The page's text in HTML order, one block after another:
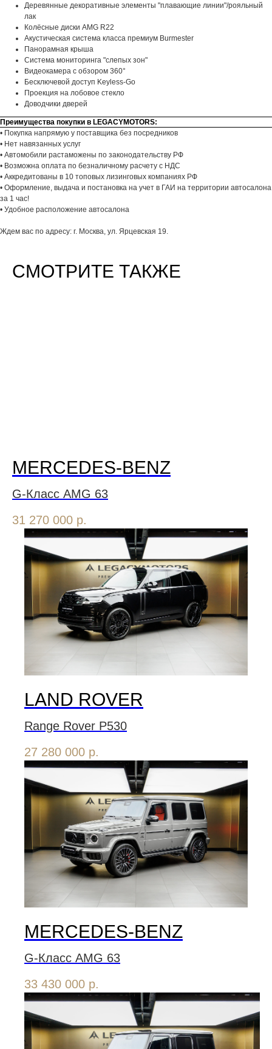
Деревянные декоративные элементы "плавающие линии"/рояльный
лак
Колёсные диски AMG R22
Акустическая система класса премиум Burmester
Панорамная крыша
Система мониторинга "слепых зон"
Видеокамера с обзором 360°
Бесключевой доступ Keyless-Go
Проекция на лобовое стекло
Доводчики дверей
Преимущества покупки в LEGACYMOTORS:
• Покупка напрямую у поставщика без посредников
• Нет навязанных услуг
• Автомобили растаможены по законодательству РФ
• Возможна оплата по безналичному расчету с НДС
• Аккредитованы в 10 топовых лизинговых компаниях РФ
• Оформление, выдача и постановка на учет в ГАИ на территории автосалона
за 1 час!
• Удобное расположение автосалона
Ждем вас по адресу: г. Москва, ул. Ярцевская 19.
СМОТРИТЕ ТАКЖЕ
MERCEDES-BENZ
G-Класс AMG 63
31 270 000 р.
LAND ROVER
Range Rover P530
27 280 000 р.
MERCEDES-BENZ
G-Класс AMG 63
33 430 000 р.